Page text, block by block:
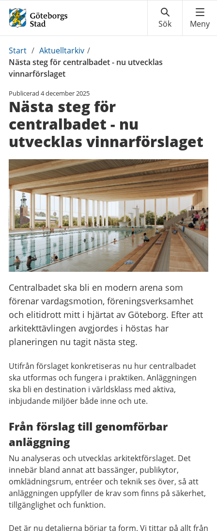
Du
är
här:
Start / Aktuelltarkiv /
Nästa steg för centralbadet - nu utvecklas
vinnarförslaget
Publicerad 4 december 2025
Nästa steg för
centralbadet - nu
utvecklas vinnarförslaget
Centralbadet ska bli en modern arena som
förenar vardagsmotion, föreningsverksamhet
och elitidrott mitt i hjärtat av Göteborg. Efter att
arkitekttävlingen avgjordes i höstas har
planeringen nu tagit nästa steg.
Utifrån förslaget konkretiseras nu hur centralbadet
ska utformas och fungera i praktiken. Anläggningen
ska bli en destination i världsklass med aktiva,
inbjudande miljöer både inne och ute.
Från förslag till genomförbar
anläggning
Nu analyseras och utvecklas arkitektförslaget. Det
innebär bland annat att bassänger, publikytor,
omklädningsrum, entréer och teknik ses över, så att
anläggningen uppfyller de krav som finns på säkerhet,
tillgänglighet och funktion.
Det är nu detaljerna börjar ta form. Vi tittar på allt från